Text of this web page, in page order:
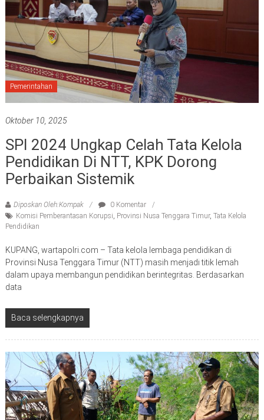
Pemerintahan
Oktober 10, 2025
SPI 2024 Ungkap Celah Tata Kelola
Pendidikan Di NTT, KPK Dorong
Perbaikan Sistemik
Diposkan Oleh:Kompak
0 Komentar
Komisi Pemberantasan Korupsi, Provinsi Nusa Tenggara Timur, Tata Kelola
Pendidikan
KUPANG, wartapolri.com – Tata kelola lembaga pendidikan di
Provinsi Nusa Tenggara Timur (NTT) masih menjadi titik lemah
dalam upaya membangun pendidikan berintegritas. Berdasarkan
data
Baca selengkapnya